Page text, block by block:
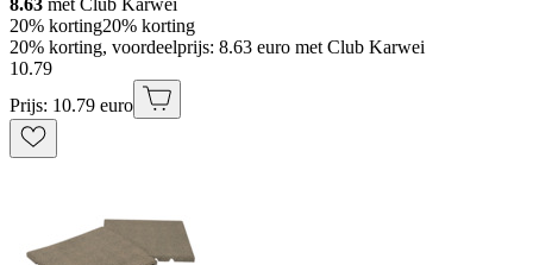
20% korting20% korting
20% korting, voordeelprijs: 8.63 euro met Club Karwei
10.79
Prijs: 10.79 euro